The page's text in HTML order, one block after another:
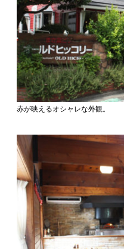
赤が映えるオシャレな外観。